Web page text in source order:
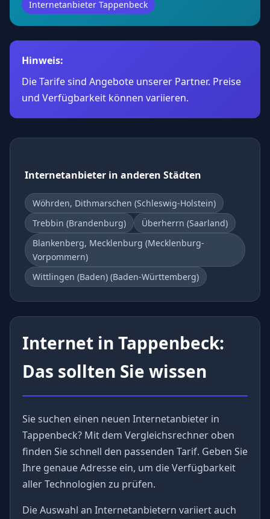
Internetanbieter Tappenbeck
Hinweis:
Die Tarife sind Angebote unserer Partner. Preise
und Verfügbarkeit können variieren.
Internetanbieter in anderen Städten
Wöhrden, Dithmarschen (Schleswig-Holstein)
Trebbin (Brandenburg)
Überherrn (Saarland)
Blankenberg, Mecklenburg (Mecklenburg-
Vorpommern)
Wittlingen (Baden) (Baden-Württemberg)
Internet in Tappenbeck:
Das sollten Sie wissen
Sie suchen einen neuen Internetanbieter in
Tappenbeck? Mit dem Vergleichsrechner oben
finden Sie schnell den passenden Tarif. Geben Sie
Ihre genaue Adresse ein, um die Verfügbarkeit
aller Technologien zu prüfen.
Die Auswahl an Internetanbietern variiert auch